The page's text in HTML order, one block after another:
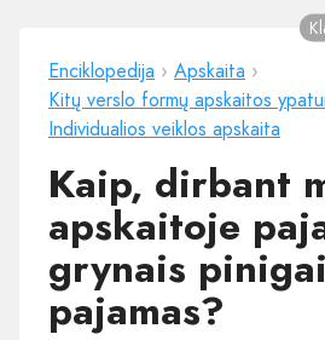
Enciklopedija › Apskaita ›
Kitų verslo formų apskaitos
Individualios veiklos apskaita
Kaip, dirbant
apskaitoje
grynais
pajamas?